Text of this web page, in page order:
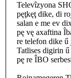
Televîzyona
pęţkęţ dike, di
salan e me ev
pę vę axaftina
re telefon dike ű
Tatlises digirin
pę re ÎBO